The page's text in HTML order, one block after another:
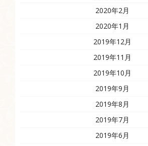
2020年2月
2020年1月
2019年12月
2019年11月
2019年10月
2019年9月
2019年8月
2019年7月
2019年6月